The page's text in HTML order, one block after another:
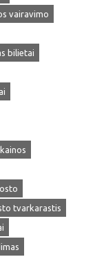
vairavimo
bilietai
tvarkarastis